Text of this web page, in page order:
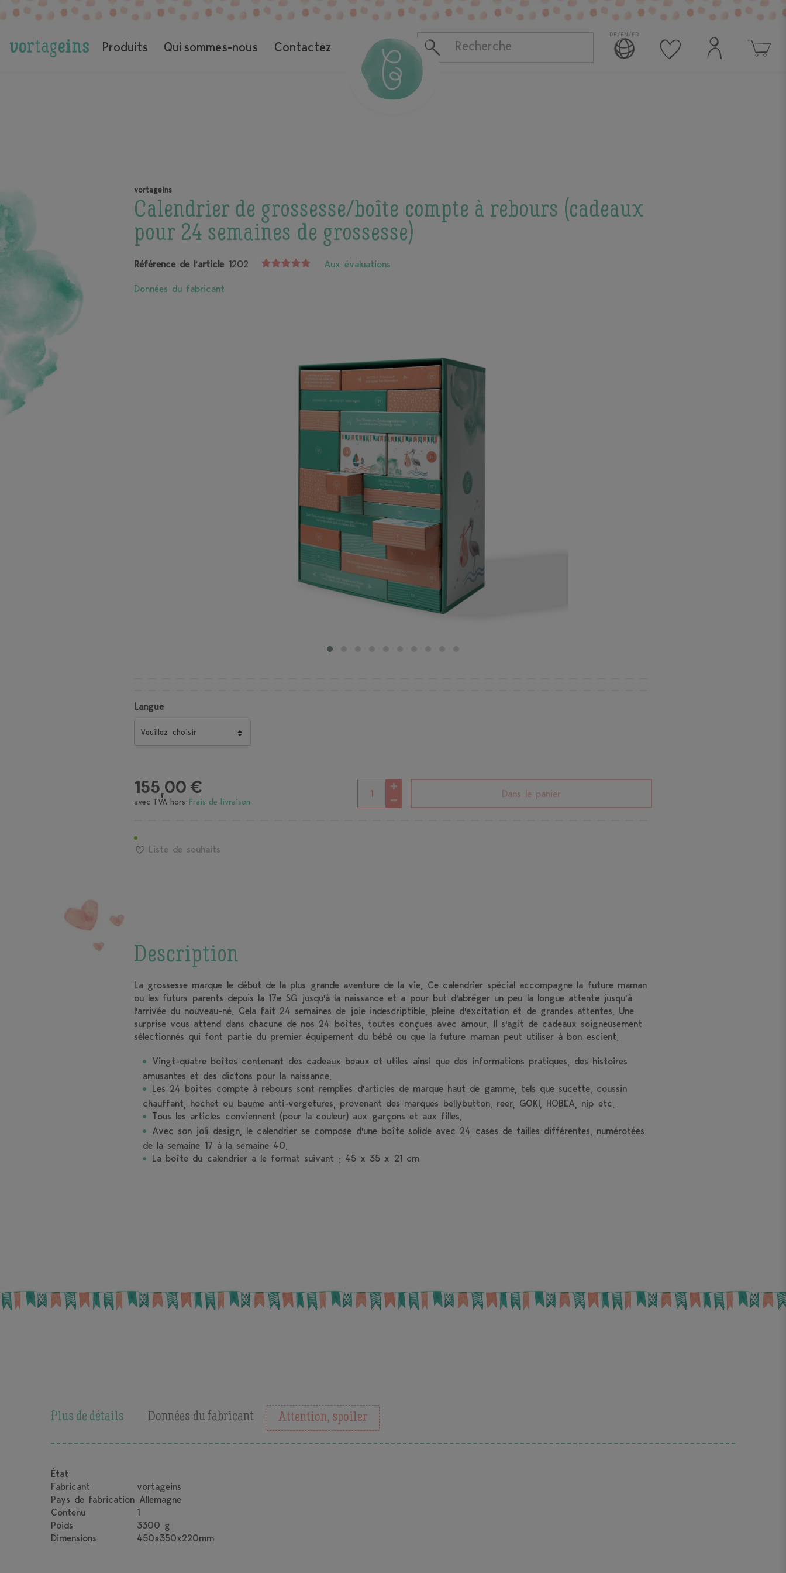
Produits Qui sommes-nous Contactez
DE/EN/FR
Coffrets cadeaux pour la naissance et la grossesse
de grossesse)
vortageins
Calendrier de grossesse/boîte compte à rebours (cadeaux
pour 24 semaines de grossesse)
Référence de l’article 1202
Aux évaluations
Données du fabricant
Langue
155,00 €
avec TVA hors Frais de livraison
Dans le panier
Liste de souhaits
Description
La grossesse marque le début de la plus grande aventure de la vie. Ce calendrier spécial accompagne la future maman
ou les futurs parents depuis la 17e SG jusqu'à la naissance et a pour but d'abréger un peu la longue attente jusqu’à
l'arrivée du nouveau-né. Cela fait 24 semaines de joie indescriptible, pleine d'excitation et de grandes attentes. Une
surprise vous attend dans chacune de nos 24 boîtes, toutes conçues avec amour. Il s'agit de cadeaux soigneusement
sélectionnés qui font partie du premier équipement du bébé ou que la future maman peut utiliser à bon escient.
Vingt-quatre boîtes contenant des cadeaux beaux et utiles ainsi que des informations pratiques, des histoires
amusantes et des dictons pour la naissance.
Les 24 boîtes compte à rebours sont remplies d'articles de marque haut de gamme, tels que sucette, coussin
chauffant, hochet ou baume anti-vergetures, provenant des marques bellybutton, reer, GOKI, HOBEA, nip etc.
Tous les articles conviennent (pour la couleur) aux garçons et aux filles.
Avec son joli design, le calendrier se compose d'une boîte solide avec 24 cases de tailles différentes, numérotées
de la semaine 17 à la semaine 40.
La boîte du calendrier a le format suivant : 45 x 35 x 21 cm
Plus de détails Données du fabricant Attention, spoiler
État
Fabricant
vortageins
Pays de fabrication Allemagne
Contenu
1
Poids
3300 g
Dimensions
450x350x220mm